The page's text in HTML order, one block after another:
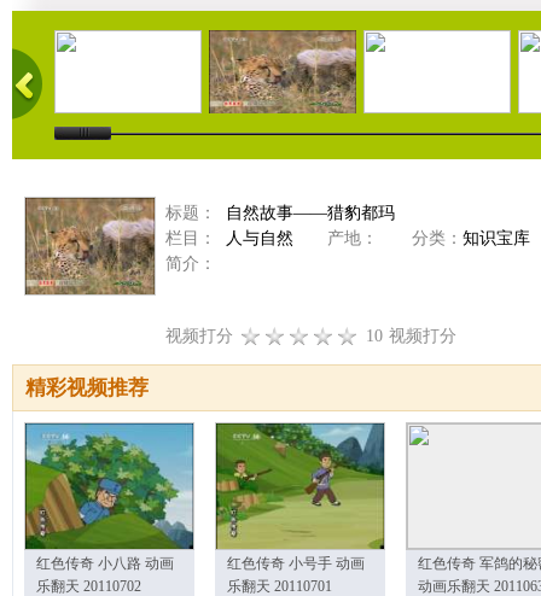
10:39 29:59 00:29:59
标题：
自然故事——猎豹都玛
栏目：
人与自然 产地： 分类： 知识宝库
简介：
视频打分 10 视频打分
精彩视频推荐
红色传奇 小八路 动画
乐翻天 20110702
红色传奇 小号手 动画
乐翻天 20110701
红色传奇 军鸽的秘
动画乐翻天